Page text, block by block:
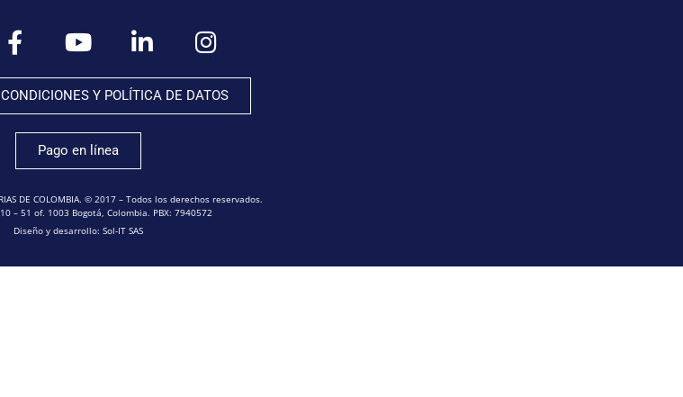
Y POLÍTICA DE DATOS
Pago en línea
DE COLOMBIA. © 2017 – Todos los derechos reservados.
– 51 of. 1003 Bogotá, Colombia. PBX: 7940572
Diseño y desarrollo: Sol-IT SAS